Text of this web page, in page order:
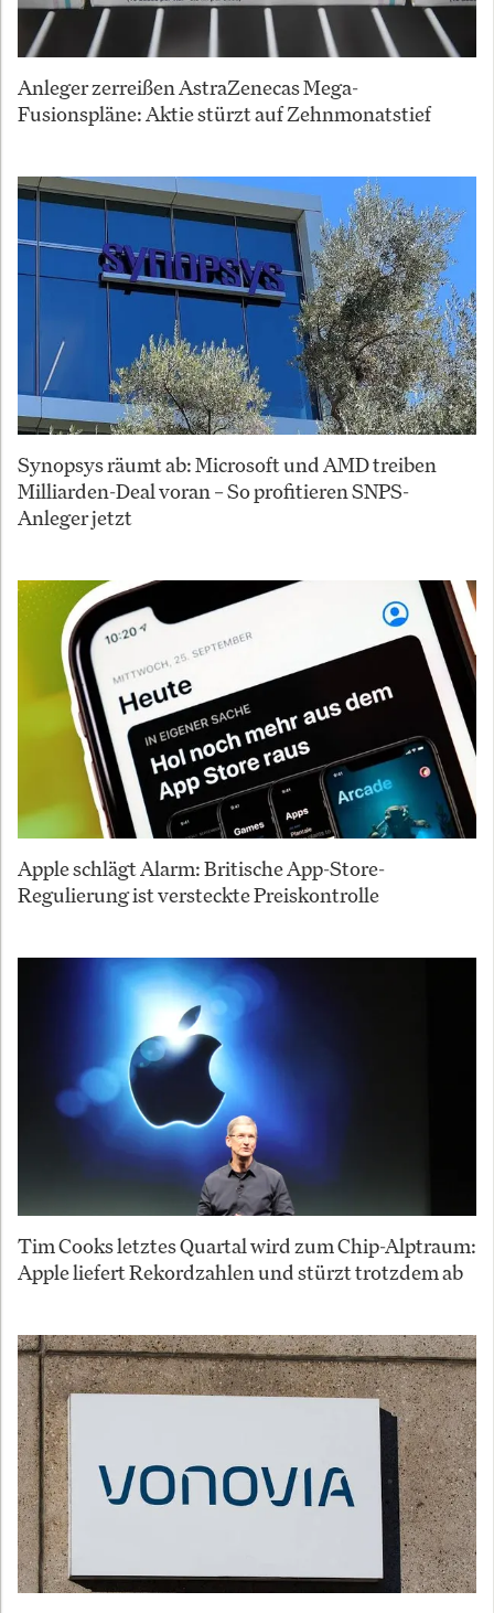
Anleger zerreißen AstraZenecas Mega-
Fusionspläne: Aktie stürzt auf Zehnmonatstief
Synopsys räumt ab: Microsoft und AMD treiben
Milliarden-Deal voran – So profitieren SNPS-
Anleger jetzt
Apple schlägt Alarm: Britische App-Store-
Regulierung ist versteckte Preiskontrolle
Tim Cooks letztes Quartal wird zum Chip-Alptraum:
Apple liefert Rekordzahlen und stürzt trotzdem ab